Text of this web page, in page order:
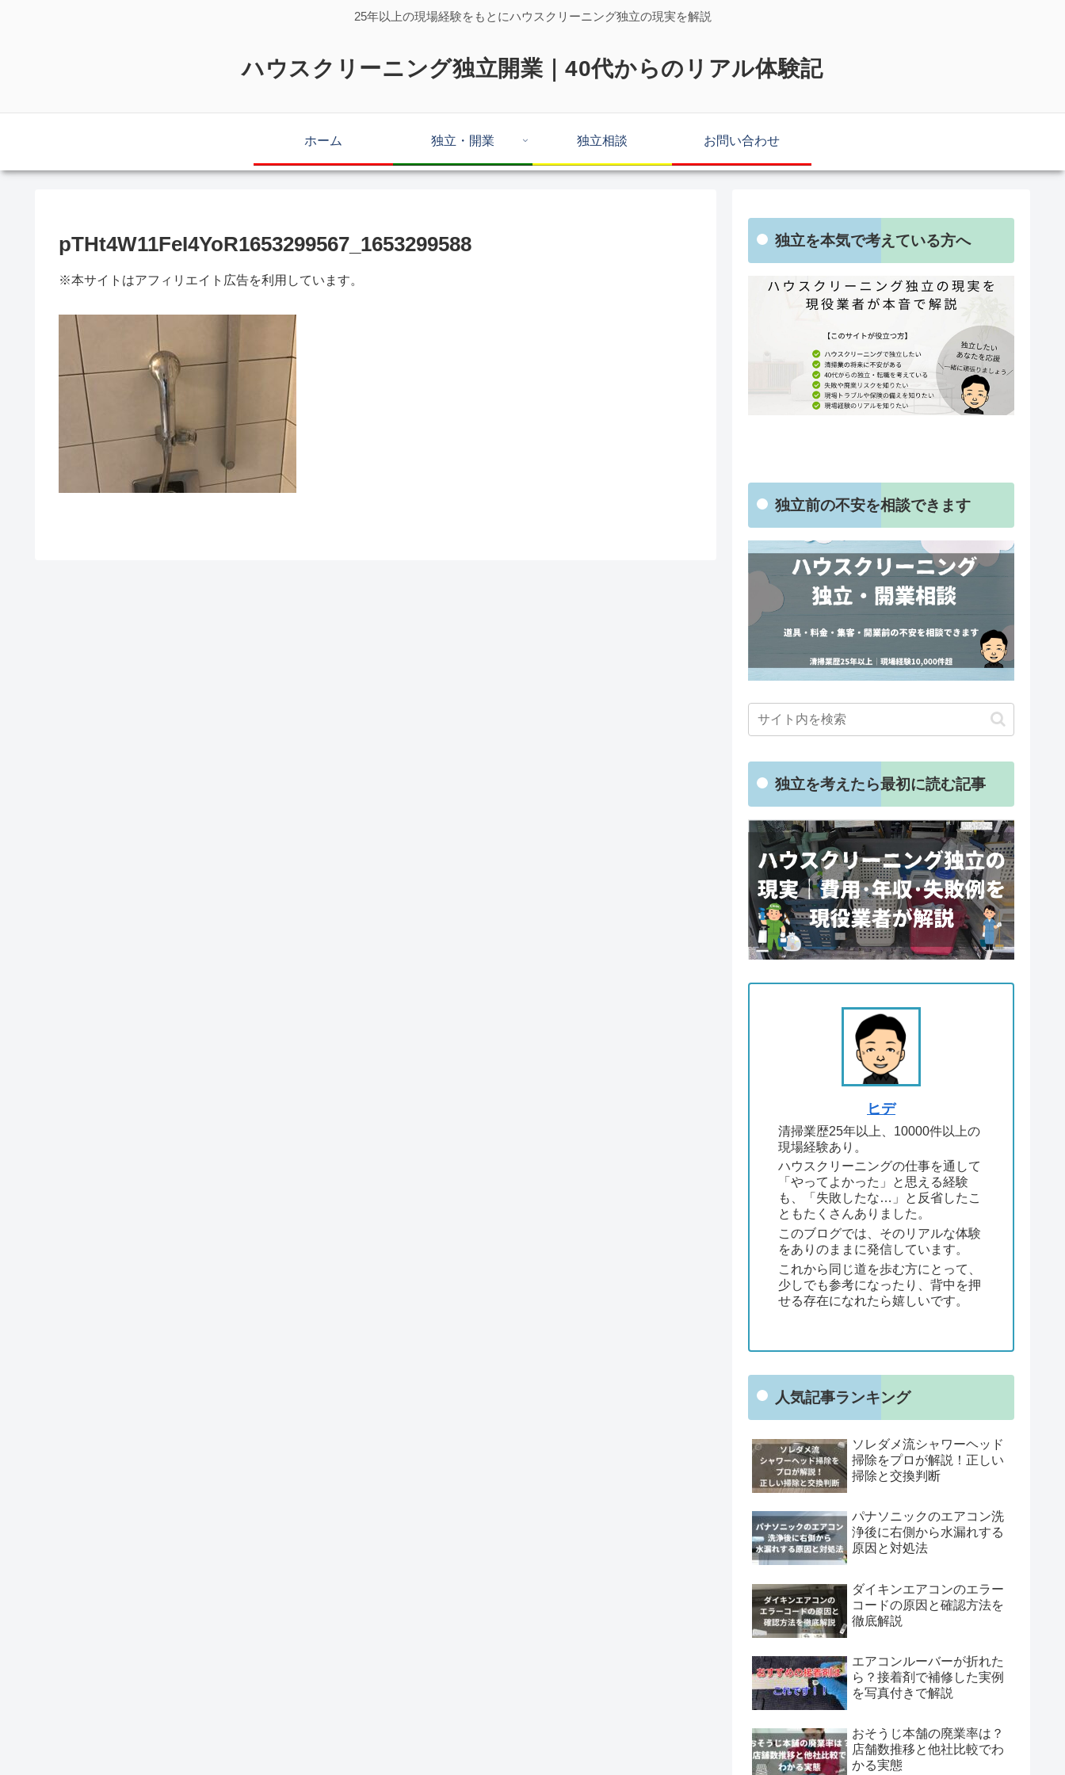
25年以上の現場経験をもとにハウスクリーニング独立の現実を解説
ハウスクリーニング独立開業｜40代からのリアル体験記
ホーム 独立・開業 独立相談 お問い合わせ
pTHt4W11FeI4YoR1653299567_1653299588
※本サイトはアフィリエイト広告を利用しています。
独立を本気で考えている方へ
独立前の不安を相談できます
独立を考えたら最初に読む記事
ヒデ
清掃業歴25年以上、10000件以上の
現場経験あり。
ハウスクリーニングの仕事を通して
「やってよかった」と思える経験
も、「失敗したな…」と反省したこ
ともたくさんありました。
このブログでは、そのリアルな体験
をありのままに発信しています。
これから同じ道を歩む方にとって、
少しでも参考になったり、背中を押
せる存在になれたら嬉しいです。
人気記事ランキング
ソレダメ流シャワーヘッド
掃除をプロが解説！正しい
掃除と交換判断
パナソニックのエアコン洗
浄後に右側から水漏れする
原因と対処法
ダイキンエアコンのエラー
コードの原因と確認方法を
徹底解説
エアコンルーバーが折れた
ら？接着剤で補修した実例
を写真付きで解説
おそうじ本舗の廃業率は？
店舗数推移と他社比較でわ
かる実態